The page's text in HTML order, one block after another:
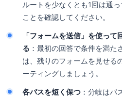
ルートを少なくとも1回は通
ことを確認してください。
「フォームを送信」を使っ
る ：最初の回答で条件を満た
は、残りのフォームを見せる
ーティングしましょう。
各パスを短く保つ ：分岐はパ